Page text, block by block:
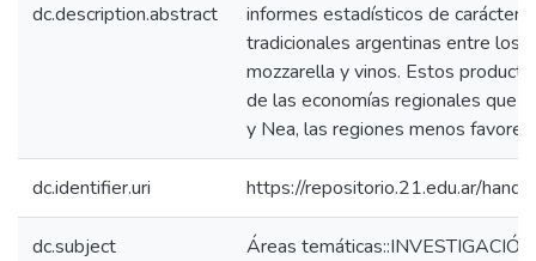
dc.description.abstract
informes estadísticos de carácter
tradicionales argentinas entre los
mozzarella y vinos. Estos
de las economías regionales que
y Nea, las regiones menos
dc.identifier.uri https://repositorio.21.edu.ar/
dc.subject Áreas temáticas::INVESTIGACIÓN